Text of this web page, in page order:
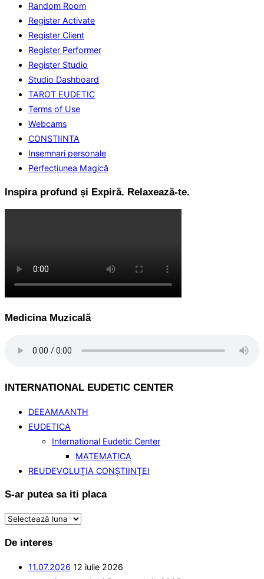
Random Room
Register Activate
Register Client
Register Performer
Register Studio
Studio Dashboard
TAROT EUDETIC
Terms of Use
Webcams
CONSTIINTA
Insemnari personale
Perfecţiunea Magică
Inspira profund și Expiră. Relaxează-te.
Medicina Muzicală
INTERNATIONAL EUDETIC CENTER
DEEAMAANTH
EUDETICA
International Eudetic Center
MATEMATICA
REUDEVOLUŢIA CONŞTIINŢEI
S-ar putea sa iti placa
S-
putea
De interes
11.07.2026 12 iulie 2026